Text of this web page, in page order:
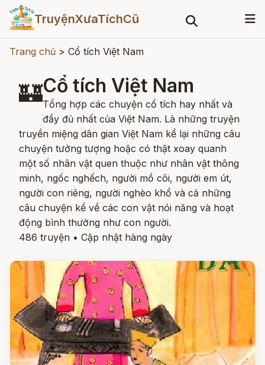
TruyệnXưaTíchCũ
Trang chủ > Cổ tích Việt Nam
🏰Cổ tích Việt Nam
Tổng hợp các chuyện cổ tích hay nhất và
đầy đủ nhất của Việt Nam. Là những truyện
truyền miệng dân gian Việt Nam kể lại những câu
chuyện tưởng tượng hoặc có thật xoay quanh
một số nhân vật quen thuộc như nhân vật thông
minh, ngốc nghếch, người mồ côi, người em út,
người con riêng, người nghèo khổ và cả những
câu chuyện kể về các con vật nói năng và hoạt
động bình thường như con người.
486 truyện • Cập nhật hàng ngày